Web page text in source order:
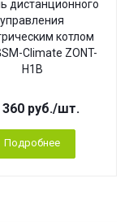
дистанционного
управления
котлом
Climate ZONT-
H1B
360 руб./шт.
Подробнее